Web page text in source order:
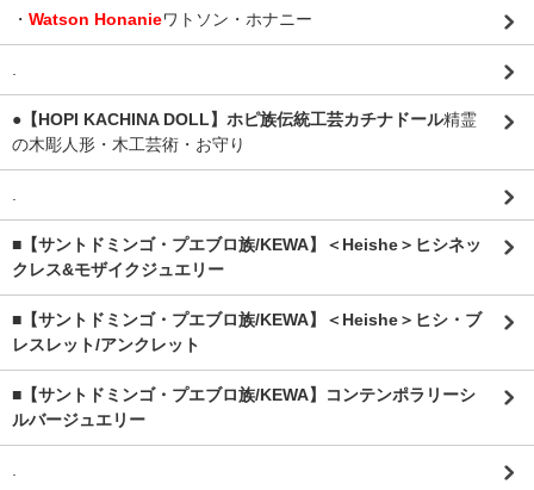
・ Watson Honanieワトソン・ホナニー
.
●【HOPI KACHINA DOLL】ホピ族伝統工芸カチナドール精霊
の木彫人形・木工芸術・お守り
.
■【サントドミンゴ・プエブロ族/KEWA】＜Heishe＞ヒシネッ
クレス&モザイクジュエリー
■【サントドミンゴ・プエブロ族/KEWA】＜Heishe＞ヒシ・ブ
レスレット/アンクレット
■【サントドミンゴ・プエブロ族/KEWA】コンテンポラリーシ
ルバージュエリー
.